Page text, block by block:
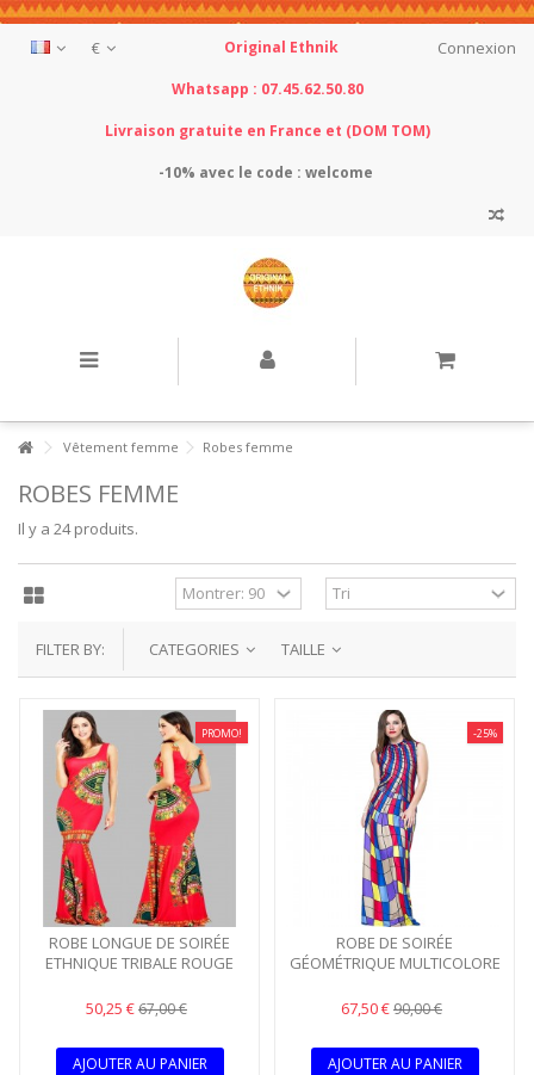
€ Connexion
Original Ethnik
Whatsapp : 07.45.62.50.80
Livraison gratuite en France et (DOM TOM)
-10% avec le code : welcome
Vêtement femme Robes femme
ROBES FEMME
Il y a 24 produits.
FILTER BY: CATEGORIES TAILLE
PROMO!
ROBE LONGUE DE SOIRÉE
ETHNIQUE TRIBALE ROUGE
50,25 €67,00 €
AJOUTER AU PANIER
-25%
ROBE DE SOIRÉE
GÉOMÉTRIQUE MULTICOLORE
67,50 €90,00 €
AJOUTER AU PANIER